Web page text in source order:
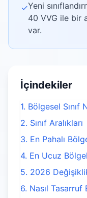
✓Yeni
40 VVG ile bir
var.
İçindekiler
1. Bölgesel Sınıf
2. Sınıf Aralıkları
3. En Pahalı
4. En Ucuz
5. 2026
6. Nasıl Tasarruf